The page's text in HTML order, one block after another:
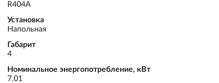
R404A
Установка
Напольная
Габарит
4
Номинальное энергопотребление, кВт
7.01